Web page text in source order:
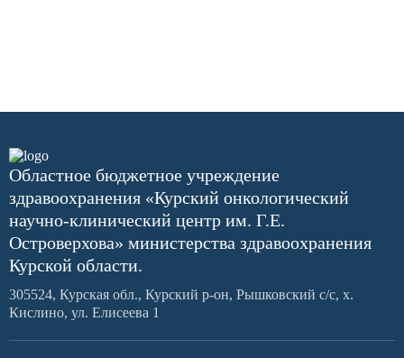
Областное бюджетное учреждение
здравоохранения «Курский онкологический
научно-клинический центр им. Г.Е.
Островерхова» министерства здравоохранения
Курской области.
305524, Курская обл., Курский р-он, Рышковский с/с, х.
Кислино, ул. Елисеева 1